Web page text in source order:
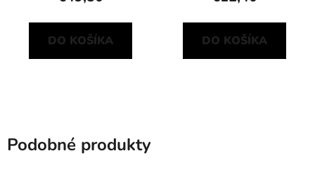
DO KOŠÍKA DO KOŠÍKA
Podobné produkty